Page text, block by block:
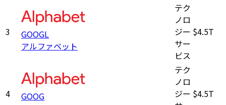
3
GOOGL
アルファベット
テク
ノロ
ジー
サー
ビス
$4.5T
4
GOOG
テク
ノロ
ジー $4.5T